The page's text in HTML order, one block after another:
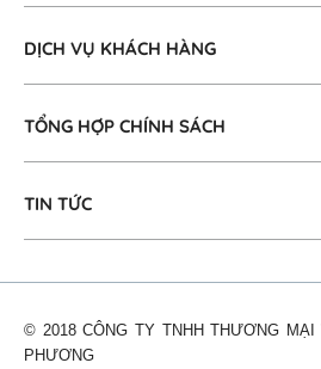
DỊCH VỤ KHÁCH HÀNG
TỔNG HỢP CHÍNH SÁCH
TIN TỨC
© 2018 CÔNG TY TNHH THƯƠNG
PHƯƠNG